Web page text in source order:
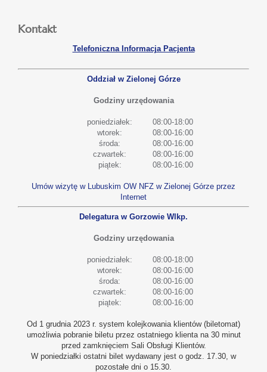
Kontakt
Telefoniczna Informacja Pacjenta
Oddział w Zielonej Górze
Godziny urzędowania
poniedziałek:
08:00-18:00
wtorek:
08:00-16:00
środa:
08:00-16:00
czwartek:
08:00-16:00
piątek:
08:00-16:00
Umów wizytę w Lubuskim OW NFZ w Zielonej Górze przez
Internet
Delegatura w Gorzowie Wlkp.
Godziny urzędowania
poniedziałek:
08:00-18:00
wtorek:
08:00-16:00
środa:
08:00-16:00
czwartek:
08:00-16:00
piątek:
08:00-16:00
Od 1 grudnia 2023 r. system kolejkowania klientów (biletomat)
umożliwia pobranie biletu przez ostatniego klienta na 30 minut
przed zamknięciem Sali Obsługi Klientów.
W poniedziałki ostatni bilet wydawany jest o godz. 17.30, w
pozostałe dni o 15.30.